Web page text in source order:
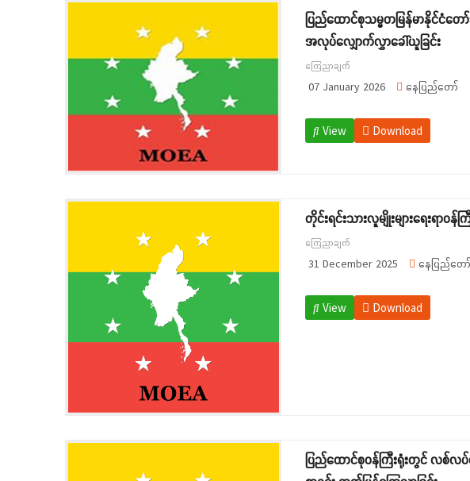
ပြည်ထောင်စုသမ္မတမြန်မာနိုင်ငံတေ
အလုပ်လျှောက်လွှာခေါ်ယူခြင်း
ကြေညာချက်
07 January 2026 နေပြည်တော်
View Download
တိုင်းရင်းသားလူမျိုးများရေးရာဝ
ကြေညာချက်
31 December 2025 နေပြည်တော်
View Download
ပြည်ထောင်စုဝန်ကြီးရုံးတွင် လစ်